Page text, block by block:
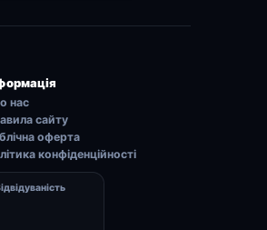
нас
сайту
оферта
конфіденційності